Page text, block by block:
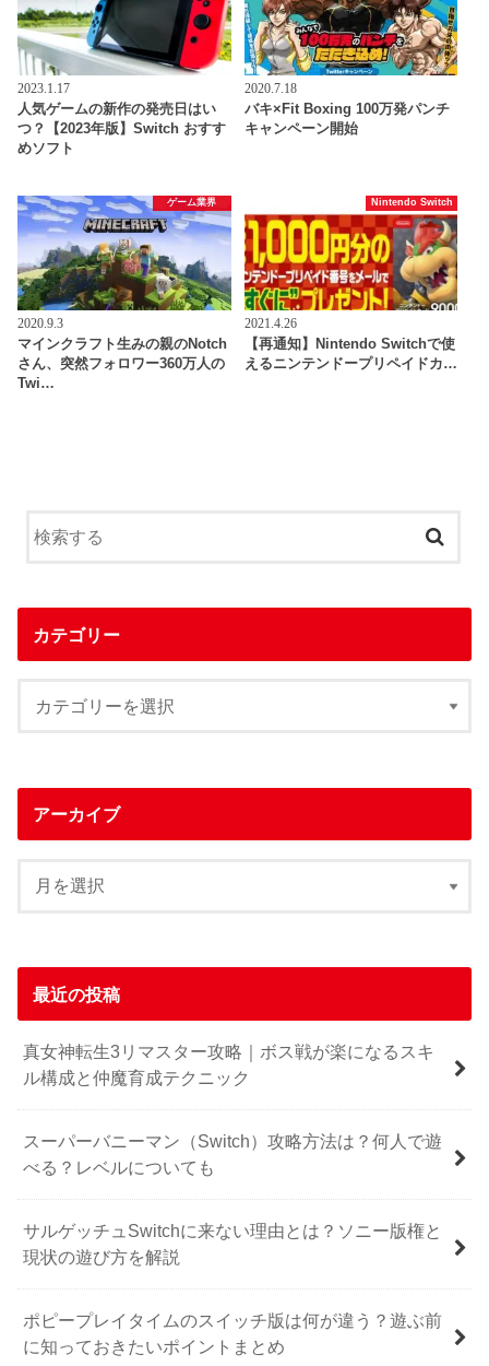
2023.1.17
人気ゲームの新作の発売日はい
つ？【2023年版】Switch おすす
めソフト
2020.7.18
バキ×Fit Boxing 100万発パンチ
キャンペーン開始
ゲーム業界
2020.9.3
マインクラフト生みの親のNotch
さん、突然フォロワー360万人の
Twi…
Nintendo Switch
2021.4.26
【再通知】Nintendo Switchで使
えるニンテンドープリペイドカ…
カテゴリー
アーカイブ
最近の投稿
真女神転生3リマスター攻略｜ボス戦が楽になるスキ
ル構成と仲魔育成テクニック
スーパーバニーマン（Switch）攻略方法は？何人で遊
べる？レベルについても
サルゲッチュSwitchに来ない理由とは？ソニー版権と
現状の遊び方を解説
ポピープレイタイムのスイッチ版は何が違う？遊ぶ前
に知っておきたいポイントまとめ